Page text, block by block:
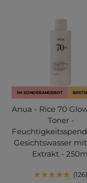
IM SONDERANGEBOT
Anua - Rice 70
Toner -
Gesichtswasser
Extrakt -
126